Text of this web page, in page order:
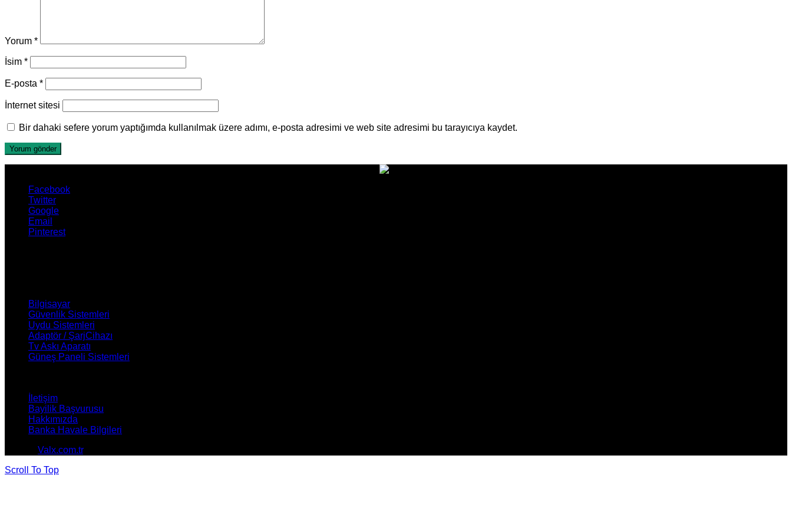
Yorum *
İsim *
E-posta *
İnternet sitesi
Bir dahaki sefere yorum yaptığımda kullanılmak üzere adımı, e-posta adresimi ve web site adresimi bu tarayıcıya kaydet.
Facebook
Twitter
Google
Email
Pinterest
Bilgisayar
Güvenlik Sistemleri
Uydu Sistemleri
Adaptör / ŞarjCihazı
Tv Askı Aparatı
Güneş Paneli Sistemleri
İletişim
Bayilik Başvurusu
Hakkımızda
Banka Havale Bilgileri
Valx.com.tr. All rights reserved
Scroll To Top